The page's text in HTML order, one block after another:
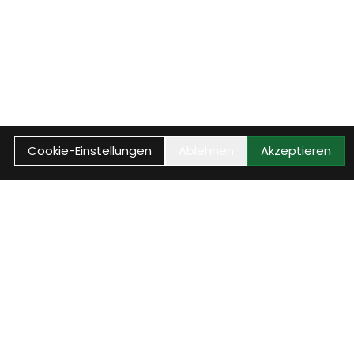
Cookie-Einstellungen Akzeptieren